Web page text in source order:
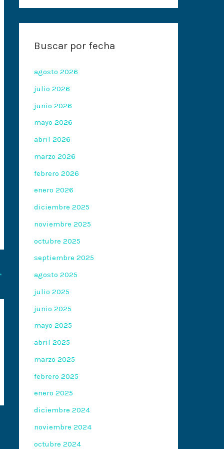
Buscar por fecha
agosto 2026
julio 2026
junio 2026
mayo 2026
abril 2026
marzo 2026
febrero 2026
enero 2026
diciembre 2025
noviembre 2025
octubre 2025
septiembre 2025
agosto 2025
julio 2025
junio 2025
mayo 2025
abril 2025
marzo 2025
febrero 2025
enero 2025
diciembre 2024
noviembre 2024
octubre 2024